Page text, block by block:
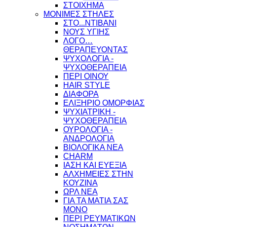
ΣΤΟΙΧΗΜΑ
ΜΟΝΙΜΕΣ ΣΤΗΛΕΣ
ΣΤΟ...ΝΤΙΒΑΝΙ
ΝΟΥΣ ΥΓΙΗΣ
ΛΟΓΟ…
ΘΕΡΑΠΕΥΟΝΤΑΣ
ΨΥΧΟΛΟΓΙΑ -
ΨΥΧΟΘΕΡΑΠΕΙΑ
ΠΕΡΙ ΟΙΝΟΥ
HAIR STYLE
ΔΙΑΦΟΡΑ
ΕΛΙΞΗΡΙΟ ΟΜΟΡΦΙΑΣ
ΨΥΧΙΑΤΡΙΚΗ -
ΨΥΧΟΘΕΡΑΠΕΙΑ
ΟΥΡΟΛΟΓΙΑ -
ΑΝΔΡΟΛΟΓΙΑ
ΒΙΟΛΟΓΙΚΑ ΝΕΑ
CHARM
ΙΑΣΗ ΚΑΙ ΕΥΕΞΙΑ
ΑΛΧΗΜΕΙΕΣ ΣΤΗΝ
ΚΟΥΖΙΝΑ
ΩΡΛ ΝEA
ΓΙΑ ΤΑ ΜΑΤΙΑ ΣΑΣ
ΜΟΝΟ
ΠΕΡΙ ΡΕΥΜΑΤΙΚΩΝ